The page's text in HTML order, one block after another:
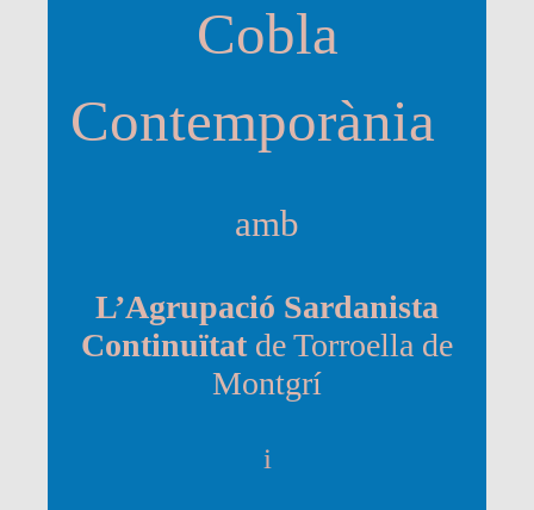
Cobla
Contemporània
amb
L’Agrupació Sardanista
Continuïtat de Torroella de
Montgrí
i